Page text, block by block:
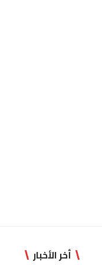
أخر الأخبار